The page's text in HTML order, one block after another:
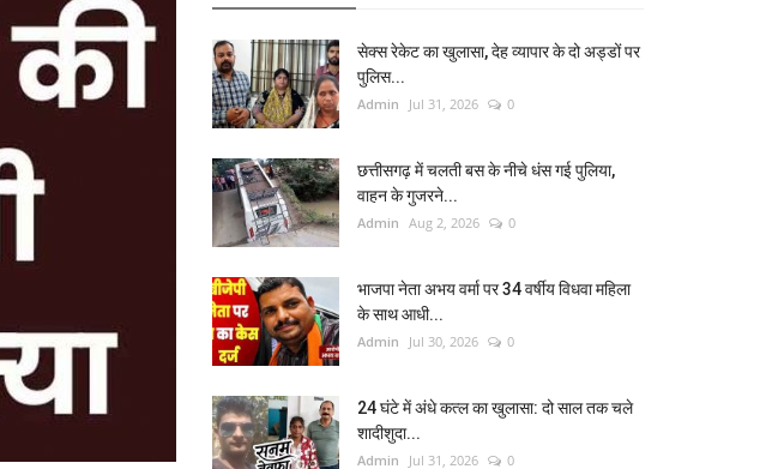
सेक्स रेकेट का खुलासा, देह व्यापार के दो अड्डों पर
पुलिस...
Admin Jul 31, 2026 0
छत्तीसगढ़ में चलती बस के नीचे धंस गई पुलिया,
वाहन के गुजरने...
Admin Aug 2, 2026 0
भाजपा नेता अभय वर्मा पर 34 वर्षीय विधवा महिला
के साथ आधी...
Admin Jul 30, 2026 0
24 घंटे में अंधे कत्ल का खुलासा: दो साल तक चले
शादीशुदा...
Admin Jul 31, 2026 0